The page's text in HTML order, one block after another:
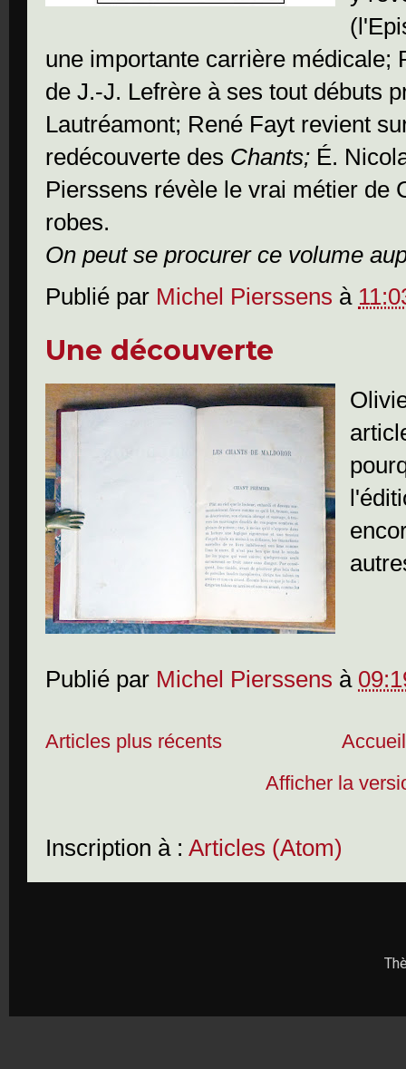
une importante carrière médicale;
de J.-J. Lefrère à ses tout débuts
Lautréamont; René Fayt revient
redécouverte des Chants; É.
Pierssens révèle le vrai métier de
robes.
On peut se procurer ce volume
Publié par Michel Pierssens à
Une découverte
Publié par Michel Pierssens à
Articles plus récents
Accueil
Afficher la
Inscription à : Articles (Atom)